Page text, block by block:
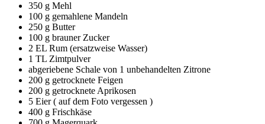
350 g Mehl
100 g gemahlene Mandeln
250 g Butter
100 g brauner Zucker
2 EL Rum (ersatzweise Wasser)
1 TL Zimtpulver
abgeriebene Schale von 1 unbehandelten Zitrone
200 g getrocknete Feigen
200 g getrocknete Aprikosen
5 Eier ( auf dem Foto vergessen )
400 g Frischkäse